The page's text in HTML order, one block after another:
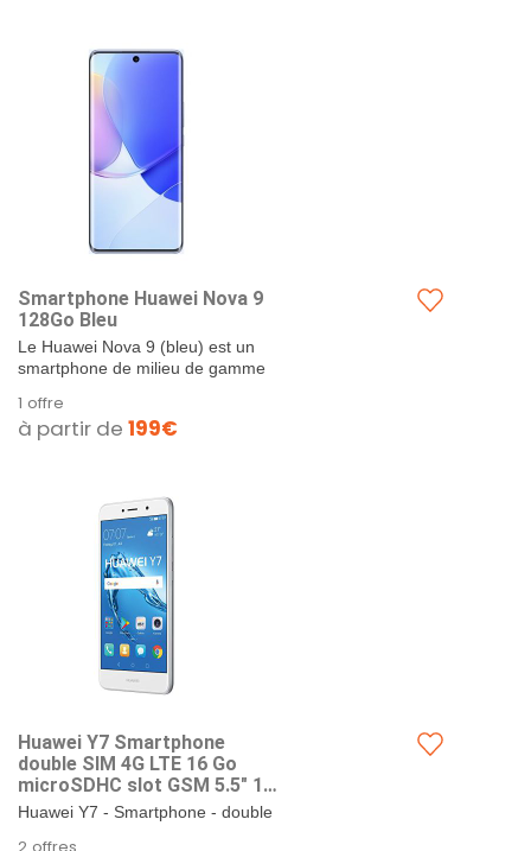
Smartphone Huawei Nova 9
128Go Bleu
Le Huawei Nova 9 (bleu) est un
smartphone de milieu de gamme
6,57 pouces ainsi que d'une...
1 offre
à partir de 199€
Huawei Y7 Smartphone
double SIM 4G LTE 16 Go
microSDHC slot GSM 5.5" 1
280 x 720 pixels 12 MP
(caméra avant de 8
Huawei Y7 - Smartphone - double